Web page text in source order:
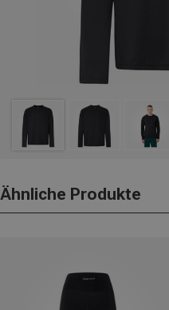
Ähnliche Produkte